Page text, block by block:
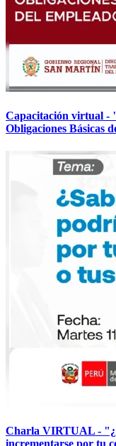
Capacitación virtual -
Obligaciones Básicas
Charla VIRTUAL -
incrementarse por tu